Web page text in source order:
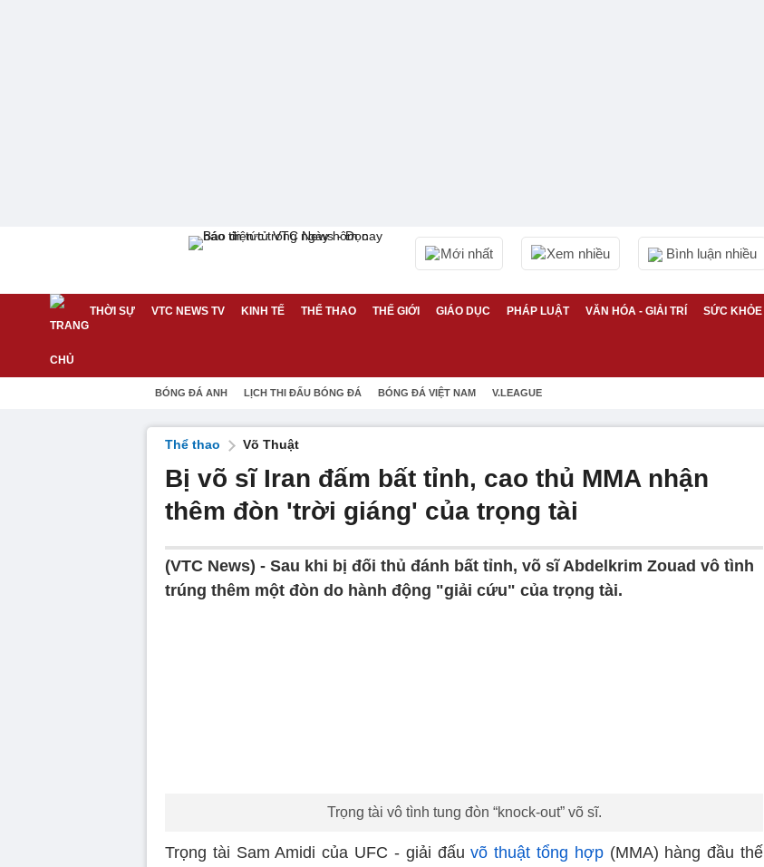
Mới nhất Xem nhiều Bình luận nhiều
THỜI SỰ VTC NEWS TV KINH TẾ THỂ THAO THẾ GIỚI GIÁO DỤC PHÁP LUẬT VĂN HÓA - GIẢI TRÍ SỨC KHỎE
BÓNG ĐÁ ANH LỊCH THI ĐẤU BÓNG ĐÁ BÓNG ĐÁ VIỆT NAM V.LEAGUE
Thể thao Võ Thuật
Bị võ sĩ Iran đấm bất tỉnh, cao thủ MMA nhận
thêm đòn 'trời giáng' của trọng tài
(VTC News) - Sau khi bị đối thủ đánh bất tỉnh, võ sĩ Abdelkrim Zouad vô tình
trúng thêm một đòn do hành động "giải cứu" của trọng tài.
Trọng tài vô tình tung đòn “knock-out” võ sĩ.
Trọng tài Sam Amidi của UFC - giải đấuvõ thuật tổng hợp(MMA) hàng đầu thế